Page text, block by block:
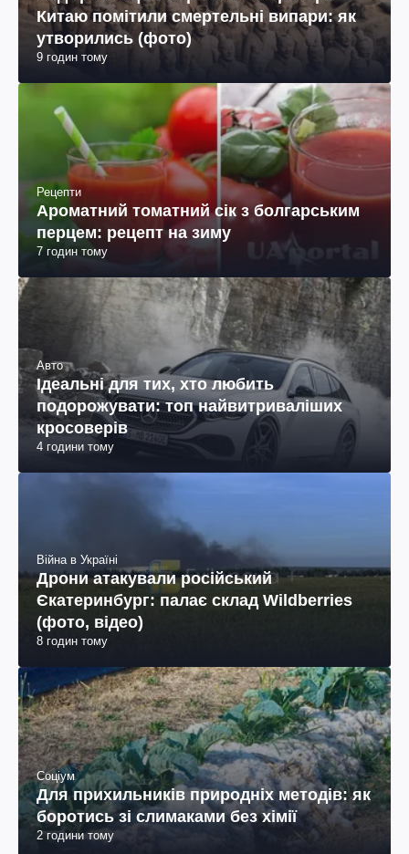
Китаю помітили смертельні випари: як
утворились (фото)
9 годин тому
Рецепти
Ароматний томатний сік з болгарським
перцем: рецепт на зиму
7 годин тому
Авто
Ідеальні для тих, хто любить
подорожувати: топ найвитриваліших
кросоверів
4 години тому
Війна в Україні
Дрони атакували російський
Єкатеринбург: палає склад Wildberries
(фото, відео)
8 годин тому
Соціум
Для прихильників природніх методів: як
боротись зі слимаками без хімії
2 години тому